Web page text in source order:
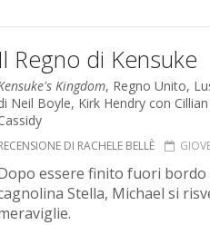
Il Regno di Kensuke
Kingdom, Regno Unito,
Neil Boyle, Kirk Hendry con
DI RACHELE BELLÈ
essere finito fuori
Stella, Michael si